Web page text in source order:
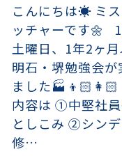
こんにちは☀️ ミ
ッチャーです🌼
土曜日、1年2ヶ
明石・堺勉強会
ました
内容は ①中堅社
としこみ ②シン
修…